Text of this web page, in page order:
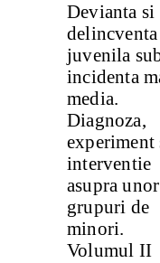
Devianta si
delincventa
juvenila
incidenta
media.
Diagnoza,
experiment
interventie
asupra unor
grupuri de
minori.
Volumul II